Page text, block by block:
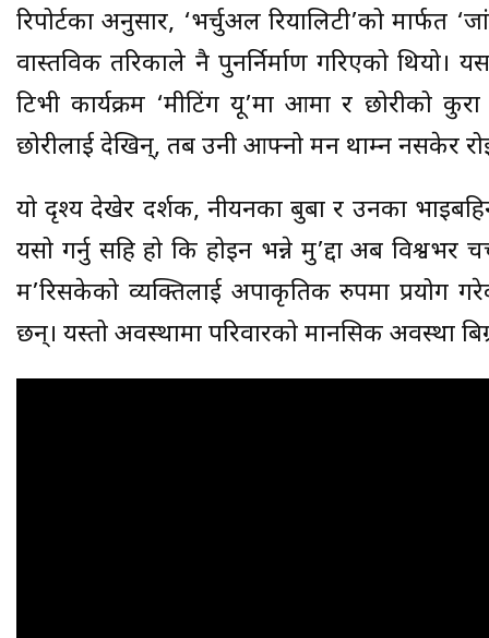
रिपोर्टका अनुसार, ‘भर्चुअल रियालिटी’को मार्फत
वास्तविक तरिकाले नै पुनर्निर्माण गरिएको थियो।
टिभी कार्यक्रम ‘मीटिंग यू’मा आमा र छोरीको
छोरीलाई देखिन्, तब उनी आफ्नो मन थाम्न नसकेर
यो दृश्य देखेर दर्शक, नीयनका बुबा र उनका
यसो गर्नु सहि हो कि होइन भन्ने मु’द्दा अब विश्वभर
म’रिसकेको व्यक्तिलाई अपाकृतिक रुपमा प्रयोग
छन्। यस्तो अवस्थामा परिवारको मानसिक अवस्था